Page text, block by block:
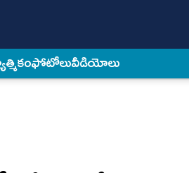
ఫోటోలువీడియోలు